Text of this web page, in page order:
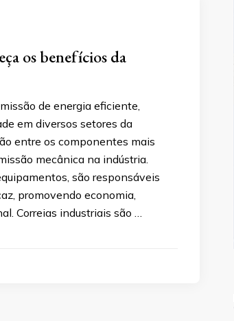
os benefícios da
de energia eficiente,
em diversos setores da
entre os componentes mais
mecânica na indústria.
são responsáveis
promovendo economia,
Correias industriais são …